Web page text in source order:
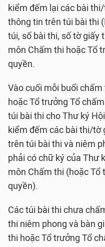
kiểm đếm lại các bài
thông tin trên túi bài thi
túi, số bài thi, số tờ giấy
môn Chấm thi hoặc Tổ
quyền.
Vào cuối mỗi buổi
hoặc Tổ trưởng Tổ
túi bài thi cho Thư ký
kiểm đếm các bài thi/tờ
trên túi bài thi và niêm
phải có chữ ký của Thư
môn Chấm thi (hoặc
quyền).
Các túi bài thi chưa
thi niêm phong và bàn
thi hoặc Tổ trưởng Tổ